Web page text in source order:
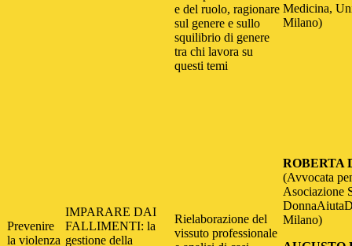
e del ruolo, ragionare
sul genere e sullo
squilibrio di genere
tra chi lavora su
questi temi
Medicina,
Milano)
Prevenire
la violenza
IMPARARE DAI
FALLIMENTI: la
gestione della
Rielaborazione del
vissuto professionale
ROBERTA
(Avvocata
Asociazione
Milano)